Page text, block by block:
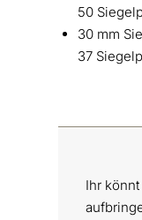
50
30 mm
37
Ihr